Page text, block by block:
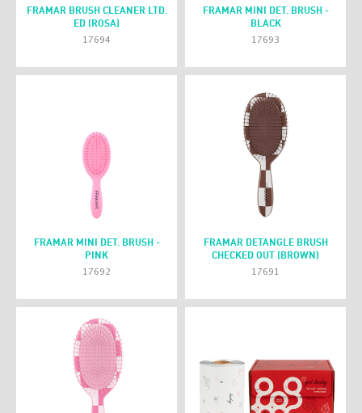
FRAMAR BRUSH CLEANER LTD.
ED (ROSA)
17694
FRAMAR MINI DET. BRUSH -
BLACK
17693
FRAMAR MINI DET. BRUSH -
PINK
17692
FRAMAR DETANGLE BRUSH
CHECKED OUT (BROWN)
17691